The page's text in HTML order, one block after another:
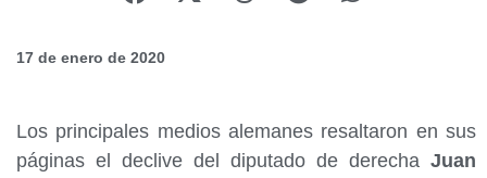
17 de enero de 2020
Los principales medios alemanes resaltaron en sus
páginas el declive del diputado de derecha Juan